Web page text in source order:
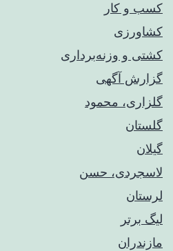
کسب و کار
کشاورزی
کشتی و وزنه‌برداری
گزارش آگهی
گلزاری، محمود
گلستان
گیلان
لاسجردی، حسن
لرستان
لیگ برتر
مازندران